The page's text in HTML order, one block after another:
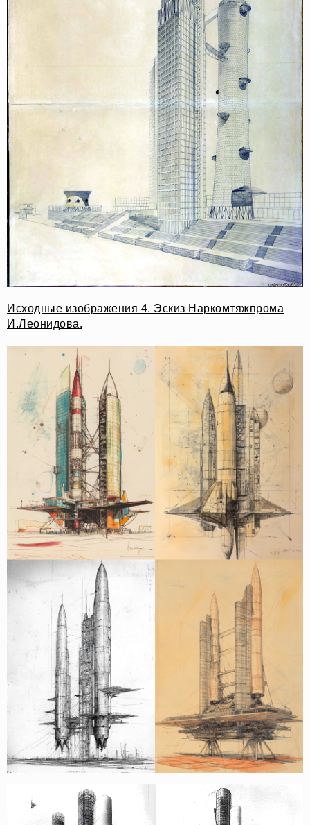
Исходные изображения 4. Эскиз Наркомтяжпрома
И.Леонидова.
О НАС
ОФЛАЙН
ОНЛАЙН
МАГАЗИН
ИП КАЗАДАЕВ ИВАН СЕРГЕЕВИЧ ИНН 781304752519
МЕДИА-КИТ
INST /
ПОЛИТИКА КОНФИДЕНЦИАЛЬНОСТИ
MAIL / TG
ПОДДЕРЖАТЬ ПРОЕКТ
META PLATFORMS INC. ПРИЗНАНА
ЭКСТРЕМИСТСКОЙ ОРГАНИЗАЦИЕЙ НА
ТЕРРИТОРИИ РФ